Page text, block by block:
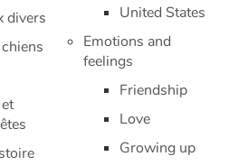
divers
United States
Emotions and
feelings
Friendship
Love
Growing up